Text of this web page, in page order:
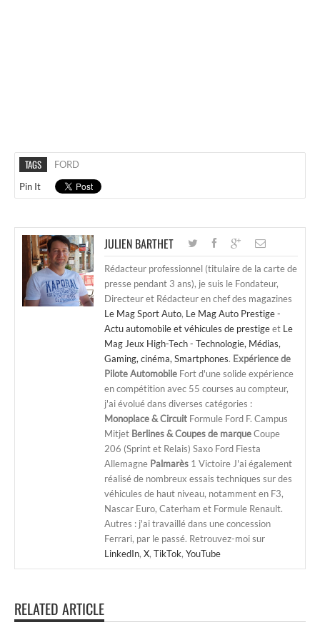
TAGS
FORD
Pin It
JULIEN BARTHET
Rédacteur professionnel (titulaire de la carte de
presse pendant 3 ans), je suis le Fondateur,
Directeur et Rédacteur en chef des magazines
Le Mag Sport Auto, Le Mag Auto Prestige -
Actu automobile et véhicules de prestigeet Le
Mag Jeux High-Tech - Technologie, Médias,
Gaming, cinéma, Smartphones. Expérience de
Pilote Automobile Fort d'une solide expérience
en compétition avec 55 courses au compteur,
j'ai évolué dans diverses catégories :
Monoplace & Circuit Formule Ford F. Campus
Mitjet Berlines & Coupes de marqueCoupe
206 (Sprint et Relais) Saxo Ford Fiesta
Allemagne Palmarès 1 Victoire J'ai également
réalisé de nombreux essais techniques sur des
véhicules de haut niveau, notamment en F3,
Nascar Euro, Caterham et Formule Renault.
Autres : j'ai travaillé dans une concession
Ferrari, par le passé. Retrouvez-moi sur
LinkedIn, X, TikTok, YouTube
RELATED ARTICLE